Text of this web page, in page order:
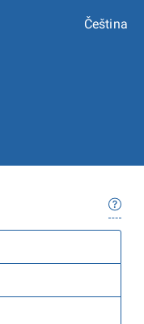
Čeština